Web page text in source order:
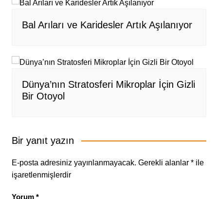
Bal Arıları ve Karidesler Artık Aşılanıyor
Dünya’nın Stratosferi Mikroplar İçin Gizli
Bir Otoyol
Bir yanıt yazın
E-posta adresiniz yayınlanmayacak. Gerekli alanlar *ile
işaretlenmişlerdir
Yorum *